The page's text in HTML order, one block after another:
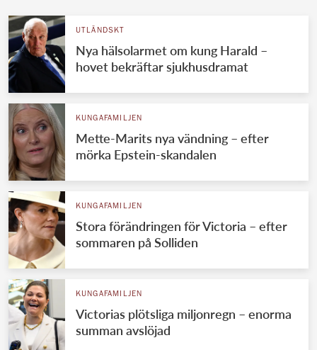
UTLÄNDSKT
Nya hälsolarmet om kung Harald –
hovet bekräftar sjukhusdramat
KUNGAFAMILJEN
Mette-Marits nya vändning – efter
mörka Epstein-skandalen
KUNGAFAMILJEN
Stora förändringen för Victoria – efter
sommaren på Solliden
KUNGAFAMILJEN
Victorias plötsliga miljonregn – enorma
summan avslöjad